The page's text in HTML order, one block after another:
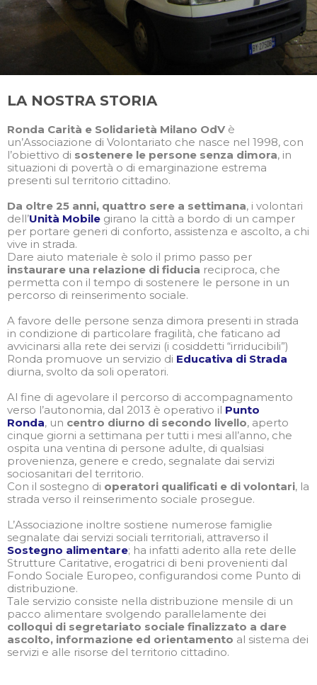
LA NOSTRA STORIA
Ronda Carità e Solidarietà Milano OdV è
un’Associazione di Volontariato che nasce nel 1998, con
l’obiettivo di sostenere le persone senza dimora, in
situazioni di povertà o di emarginazione estrema
presenti sul territorio cittadino.
Da oltre 25 anni, quattro sere a settimana, i volontari
dell’Unità Mobile girano la città a bordo di un camper
per portare generi di conforto, assistenza e ascolto, a chi
vive in strada.
Dare aiuto materiale è solo il primo passo per
instaurare una relazione di fiducia reciproca, che
permetta con il tempo di sostenere le persone in un
percorso di reinserimento sociale.
A favore delle persone senza dimora presenti in strada
in condizione di particolare fragilità, che faticano ad
avvicinarsi alla rete dei servizi (i cosiddetti “irriducibili”)
Ronda promuove un servizio di Educativa di Strada
diurna, svolto da soli operatori.
Al fine di agevolare il percorso di accompagnamento
verso l’autonomia, dal 2013 è operativo il Punto
Ronda, un centro diurno di secondo livello, aperto
cinque giorni a settimana per tutti i mesi all’anno, che
ospita una ventina di persone adulte, di qualsiasi
provenienza, genere e credo, segnalate dai servizi
sociosanitari del territorio.
Con il sostegno di operatori qualificati e di volontari, la
strada verso il reinserimento sociale prosegue.
L’Associazione inoltre sostiene numerose famiglie
segnalate dai servizi sociali territoriali, attraverso il
Sostegno alimentare; ha infatti aderito alla rete delle
Strutture Caritative, erogatrici di beni provenienti dal
Fondo Sociale Europeo, configurandosi come Punto di
distribuzione.
Tale servizio consiste nella distribuzione mensile di un
pacco alimentare svolgendo parallelamente dei
colloqui di segretariato sociale finalizzato a dare
ascolto, informazione ed orientamento al sistema dei
servizi e alle risorse del territorio cittadino.